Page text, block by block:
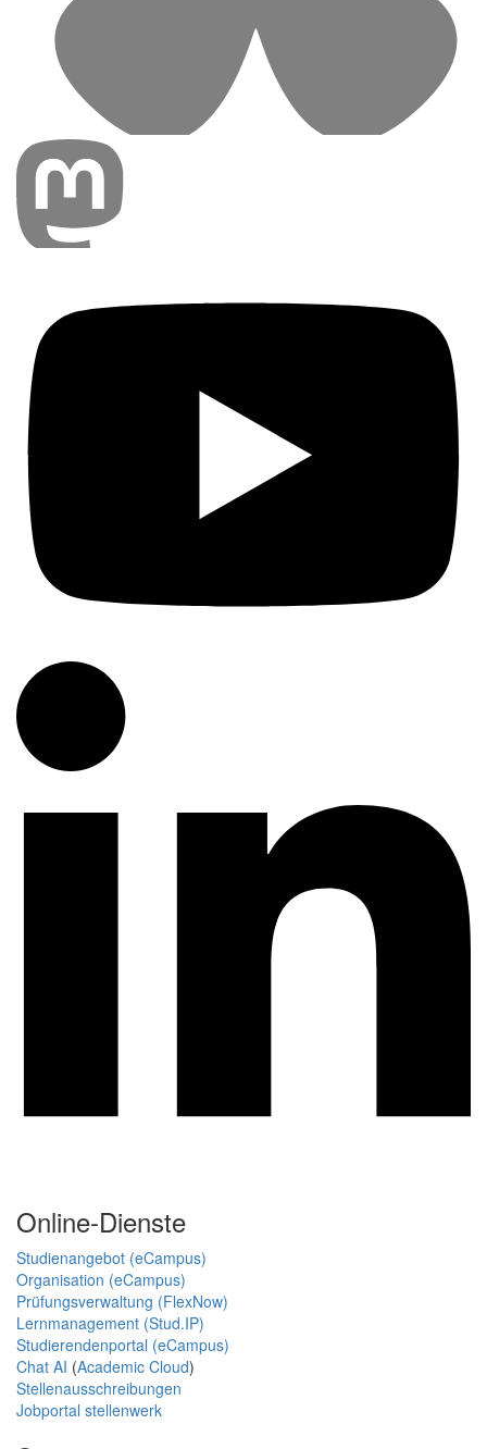
Online-Dienste
Studienangebot (eCampus)
Organisation (eCampus)
Prüfungsverwaltung (FlexNow)
Lernmanagement (Stud.IP)
Studierendenportal (eCampus)
Chat AI (Academic Cloud)
Stellenausschreibungen
Jobportal stellenwerk